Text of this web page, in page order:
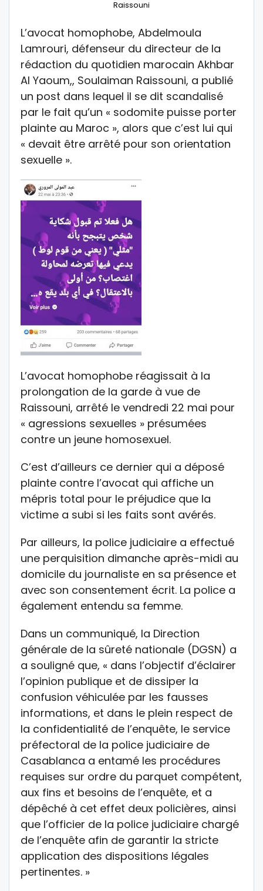
Raissouni
L’avocat homophobe, Abdelmoula
Lamrouri, défenseur du directeur de la
rédaction du quotidien marocain Akhbar
Al Yaoum,, Soulaiman Raissouni, a publié
un post dans lequel il se dit scandalisé
par le fait qu’un « sodomite puisse porter
plainte au Maroc », alors que c’est lui qui
« devait être arrêté pour son orientation
sexuelle ».
L’avocat homophobe réagissait à la
prolongation de la garde à vue de
Raissouni, arrêté le vendredi 22 mai pour
« agressions sexuelles » présumées
contre un jeune homosexuel.
C’est d’ailleurs ce dernier qui a déposé
plainte contre l’avocat qui affiche un
mépris total pour le préjudice que la
victime a subi si les faits sont avérés.
Par ailleurs, la police judiciaire a effectué
une perquisition dimanche après-midi au
domicile du journaliste en sa présence et
avec son consentement écrit. La police a
également entendu sa femme.
Dans un communiqué, la Direction
générale de la sûreté nationale (DGSN) a
a souligné que, « dans l’objectif d’éclairer
l’opinion publique et de dissiper la
confusion véhiculée par les fausses
informations, et dans le plein respect de
la confidentialité de l’enquête, le service
préfectoral de la police judiciaire de
Casablanca a entamé les procédures
requises sur ordre du parquet compétent,
aux fins et besoins de l’enquête, et a
dépêché à cet effet deux policières, ainsi
que l’officier de la police judiciaire chargé
de l’enquête afin de garantir la stricte
application des dispositions légales
pertinentes. »